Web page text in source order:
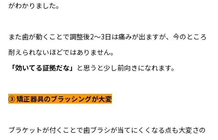
がわかりました。
また歯が動くことで調整後2〜3日は痛みが出ますが、今のところ
耐えられないほどではありません。
「効いてる証拠だな」 と思うと少し前向きになれます。
③矯正器具のブラッシングが大変
ブラケットが付くことで歯ブラシが当てにくくなる点も大変さの